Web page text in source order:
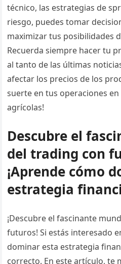
técnico, las estrategias de
riesgo, puedes tomar
maximizar tus posibilidades
Recuerda siempre hacer tu
al tanto de las últimas
afectar los precios de los
suerte en tus operaciones
agrícolas!
Descubre el
del trading con
¡Aprende cómo
estrategia
¡Descubre el fascinante
futuros! Si estás interesado
dominar esta estrategia
correcto. En este artículo, te